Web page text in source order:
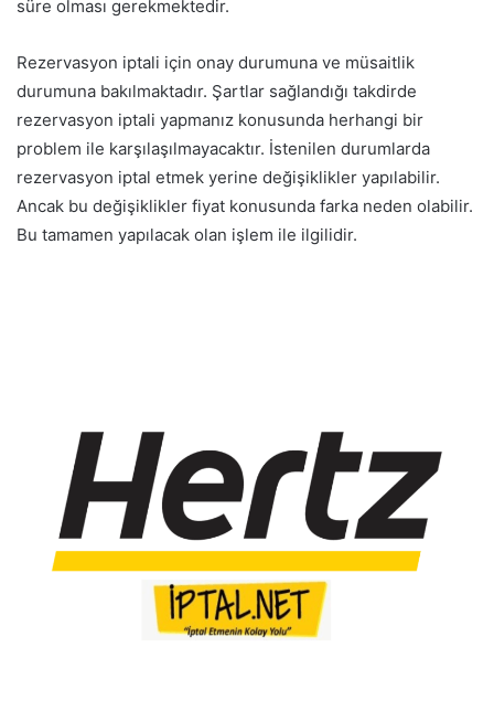
süre olması gerekmektedir.
Rezervasyon iptali için onay durumuna ve müsaitlik
durumuna bakılmaktadır. Şartlar sağlandığı takdirde
rezervasyon iptali yapmanız konusunda herhangi bir
problem ile karşılaşılmayacaktır. İstenilen durumlarda
rezervasyon iptal etmek yerine değişiklikler yapılabilir.
Ancak bu değişiklikler fiyat konusunda farka neden olabilir.
Bu tamamen yapılacak olan işlem ile ilgilidir.